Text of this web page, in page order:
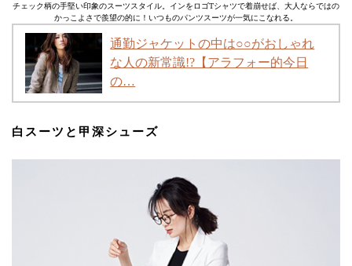
チェック柄の手堅い印象のスーツスタイル。インをロゴTシャツで着崩せば、大人ならではの
かっこよさで羨望の的に！いつものパンツスーツが一気にこなれる。
通勤ジャケットの中は○○がおしゃれ
な人の新常識!?【アラフォー的今日
の…
白スーツと甲深シューズ